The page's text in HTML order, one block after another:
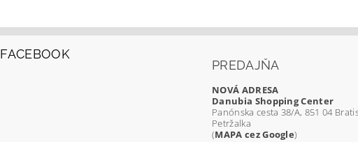
FACEBOOK
PREDAJŇA
NOVÁ ADRESA
Danubia Shopping Center
Panónska cesta 38/A, 851 04
Petržalka
(MAPA cez Google)